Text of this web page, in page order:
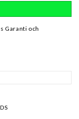
Garanti och